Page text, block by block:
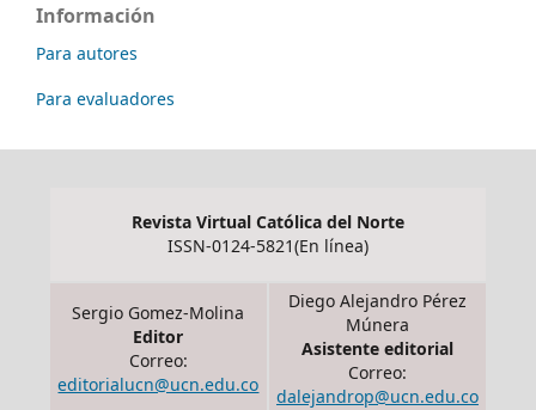
Información
Para autores
Para evaluadores
Revista Virtual Católica del Norte
ISSN-0124-5821(En línea)
Sergio Gomez-Molina
Editor
Correo:
editorialucn@ucn.edu.co
Diego Alejandro Pérez
Múnera
Asistente editorial
Correo:
dalejandrop@ucn.edu.co